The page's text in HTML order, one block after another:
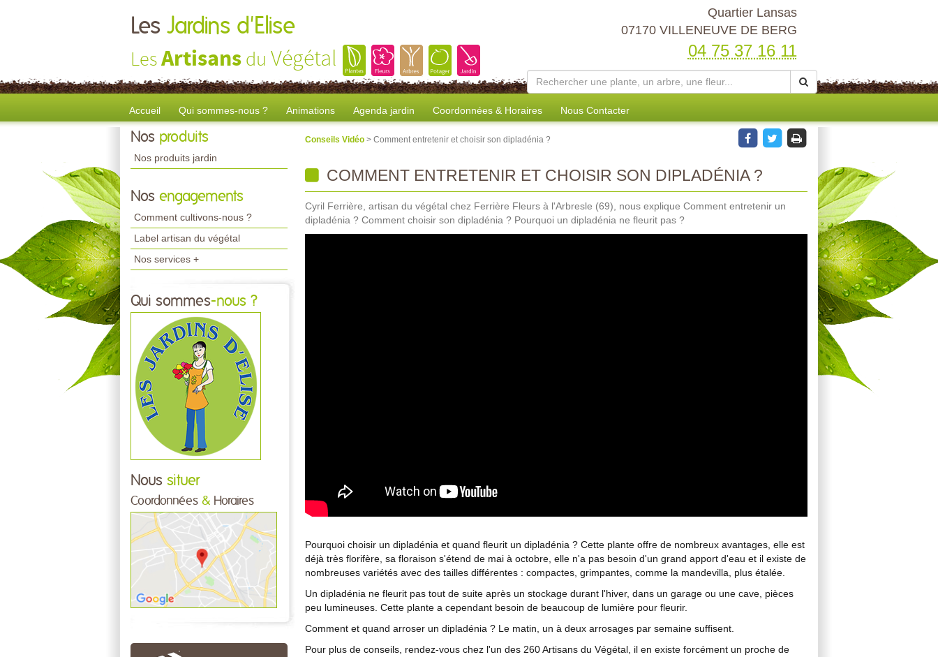
Les Jardins d'Elise
LesArtisans du Végétal
Quartier Lansas
07170 VILLENEUVE DE BERG
04 75 37 16 11
Accueil Qui sommes-nous ? Animations Agenda jardin Coordonnées & Horaires Nous Contacter
Nos produits
Nos produits jardin
Nos engagements
Comment cultivons-nous ?
Label artisan du végétal
Nos services +
Qui sommes-nous ?
Nous situer
Coordonnées & Horaires
Conseils Vidéo > Comment entretenir et choisir son dipladénia ?
COMMENT ENTRETENIR ET CHOISIR SON DIPLADÉNIA ?
Cyril Ferrière, artisan du végétal chez Ferrière Fleurs à l'Arbresle (69), nous explique Comment entretenir un
dipladénia ? Comment choisir son dipladénia ? Pourquoi un dipladénia ne fleurit pas ?
Pourquoi choisir un dipladénia et quand fleurit un dipladénia ? Cette plante offre de nombreux avantages, elle est
déjà très florifère, sa floraison s'étend de mai à octobre, elle n'a pas besoin d'un grand apport d'eau et il existe de
nombreuses variétés avec des tailles différentes : compactes, grimpantes, comme la mandevilla, plus étalée.
Un dipladénia ne fleurit pas tout de suite après un stockage durant l'hiver, dans un garage ou une cave, pièces
peu lumineuses. Cette plante a cependant besoin de beaucoup de lumière pour fleurir.
Comment et quand arroser un dipladénia ? Le matin, un à deux arrosages par semaine suffisent.
Pour plus de conseils, rendez-vous chez l'un des 260 Artisans du Végétal, il en existe forcément un proche de